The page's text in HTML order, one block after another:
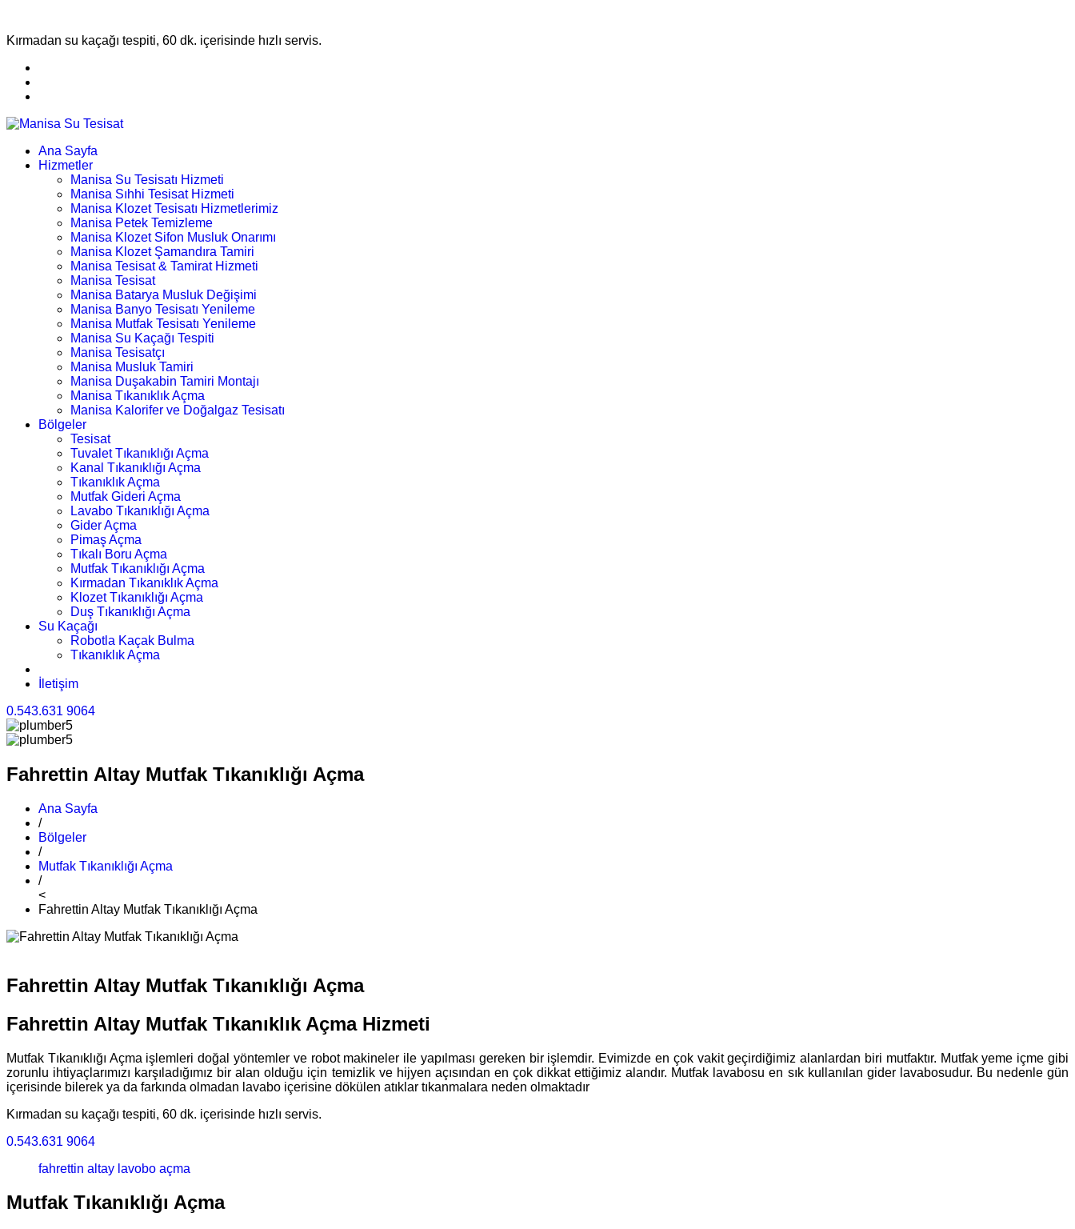
Kırmadan su kaçağı tespiti, 60 dk. içerisinde hızlı servis.
Ana Sayfa
Hizmetler
Manisa Su Tesisatı Hizmeti
Manisa Sıhhi Tesisat Hizmeti
Manisa Klozet Tesisatı Hizmetlerimiz
Manisa Petek Temizleme
Manisa Klozet Sifon Musluk Onarımı
Manisa Klozet Şamandıra Tamiri
Manisa Tesisat & Tamirat Hizmeti
Manisa Tesisat
Manisa Batarya Musluk Değişimi
Manisa Banyo Tesisatı Yenileme
Manisa Mutfak Tesisatı Yenileme
Manisa Su Kaçağı Tespiti
Manisa Tesisatçı
Manisa Musluk Tamiri
Manisa Duşakabin Tamiri Montajı
Manisa Tıkanıklık Açma
Manisa Kalorifer ve Doğalgaz Tesisatı
Bölgeler
Tesisat
Tuvalet Tıkanıklığı Açma
Kanal Tıkanıklığı Açma
Tıkanıklık Açma
Mutfak Gideri Açma
Lavabo Tıkanıklığı Açma
Gider Açma
Pimaş Açma
Tıkalı Boru Açma
Mutfak Tıkanıklığı Açma
Kırmadan Tıkanıklık Açma
Klozet Tıkanıklığı Açma
Duş Tıkanıklığı Açma
Su Kaçağı
Robotla Kaçak Bulma
Tıkanıklık Açma
İletişim
0.543.631 9064
Fahrettin Altay Mutfak Tıkanıklığı Açma
Ana Sayfa
/
Bölgeler
/
Mutfak Tıkanıklığı Açma
/
<
Fahrettin Altay Mutfak Tıkanıklığı Açma
Fahrettin Altay Mutfak Tıkanıklığı Açma
Fahrettin Altay Mutfak Tıkanıklık Açma Hizmeti
Mutfak Tıkanıklığı Açma işlemleri doğal yöntemler ve robot makineler ile yapılması gereken bir işlemdir. Evimizde en çok vakit geçirdiğimiz alanlardan biri mutfaktır. Mutfak yeme içme gibi
zorunlu ihtiyaçlarımızı karşıladığımız bir alan olduğu için temizlik ve hijyen açısından en çok dikkat ettiğimiz alandır. Mutfak lavabosu en sık kullanılan gider lavabosudur. Bu nedenle gün
içerisinde bilerek ya da farkında olmadan lavabo içerisine dökülen atıklar tıkanmalara neden olmaktadır
Kırmadan su kaçağı tespiti, 60 dk. içerisinde hızlı servis.
0.543.631 9064
fahrettin altay lavobo açma
Mutfak Tıkanıklığı Açma